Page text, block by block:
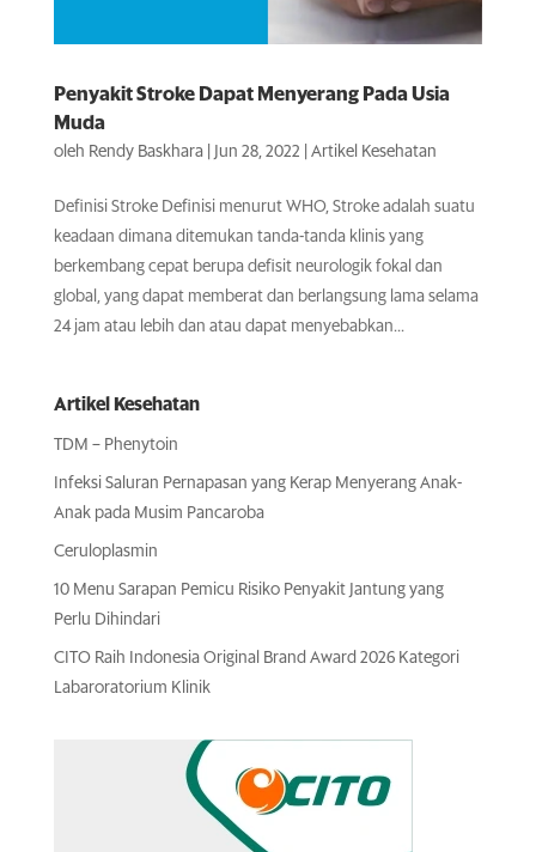
Penyakit Stroke Dapat Menyerang Pada Usia
Muda
oleh Rendy Baskhara| Jun 28, 2022 Artikel Kesehatan
Definisi Stroke Definisi menurut WHO, Stroke adalah suatu
keadaan dimana ditemukan tanda-tanda klinis yang
berkembang cepat berupa defisit neurologik fokal dan
global, yang dapat memberat dan berlangsung lama selama
24 jam atau lebih dan atau dapat menyebabkan...
Artikel Kesehatan
TDM – Phenytoin
Infeksi Saluran Pernapasan yang Kerap Menyerang Anak-
Anak pada Musim Pancaroba
Ceruloplasmin
10 Menu Sarapan Pemicu Risiko Penyakit Jantung yang
Perlu Dihindari
CITO Raih Indonesia Original Brand Award 2026 Kategori
Labaroratorium Klinik